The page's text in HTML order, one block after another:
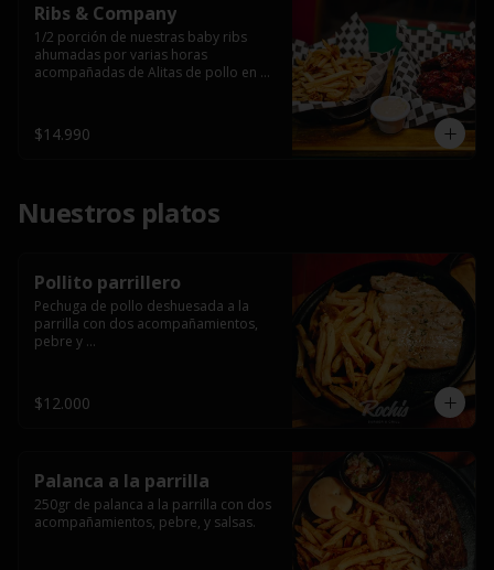
Ribs & Company
1/2 porción de nuestras baby ribs
ahumadas por varias horas
acompañadas de Alitas de pollo en
$14.990
Nuestros platos
Pollito parrillero
Pechuga de pollo deshuesada a la
parrilla con dos acompañamientos,
pebre y
$12.000
Palanca a la parrilla
250gr de palanca a la parrilla con dos
acompañamientos, pebre, y salsas.